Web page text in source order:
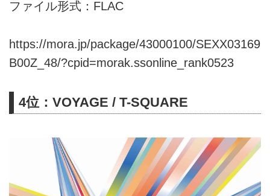
ファイル形式：FLAC
https://mora.jp/package/43000100/SEXX03169
B00Z_48/?cpid=morak.ssonline_rank0523
4位：VOYAGE / T-SQUARE